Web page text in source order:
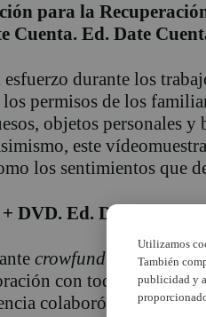
para la
Cuenta. Ed. Date
durante los
los permisos de los
objetos personales
este
los sentimientos que
DVD. Ed. Date Cuenta,
crowfunding
por
con todas las
colaboró la
Utilizamos
También
publicidad y